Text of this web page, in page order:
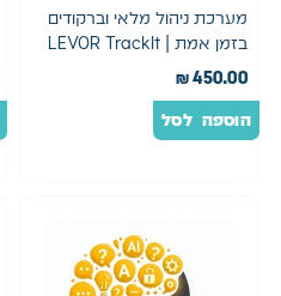
מערכת ניהול מלאי וברקודים
בזמן אמת | LEVOR TrackIt
₪450.00
הוספה לסל